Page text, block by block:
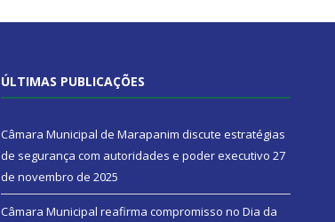
ÚLTIMAS PUBLICAÇÕES
Câmara Municipal de Marapanim discute estratégias
de segurança com autoridades e poder executivo 27
de novembro de 2025
Câmara Municipal reafirma compromisso no Dia da